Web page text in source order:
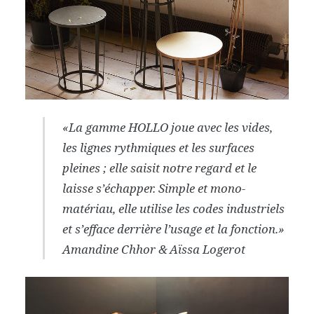
«La gamme HOLLO joue avec les vides,
les lignes rythmiques et les surfaces
pleines ; elle saisit notre regard et le
laisse s’échapper. Simple et mono-
matériau, elle utilise les codes industriels
et s’efface derrière l’usage et la fonction.»
Amandine Chhor & Aïssa Logerot